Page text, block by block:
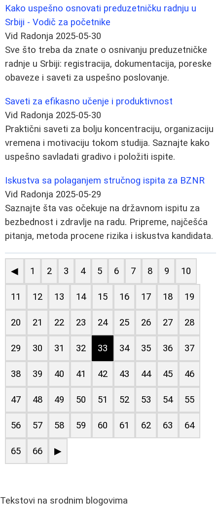
Kako uspešno osnovati preduzetničku radnju u
Srbiji - Vodič za početnike
Vid Radonja 2025-05-30
Sve što treba da znate o osnivanju preduzetničke
radnje u Srbiji: registracija, dokumentacija, poreske
obaveze i saveti za uspešno poslovanje.
Saveti za efikasno učenje i produktivnost
Vid Radonja 2025-05-30
Praktični saveti za bolju koncentraciju, organizaciju
vremena i motivaciju tokom studija. Saznajte kako
uspešno savladati gradivo i položiti ispite.
Iskustva sa polaganjem stručnog ispita za BZNR
Vid Radonja 2025-05-29
Saznajte šta vas očekuje na državnom ispitu za
bezbednost i zdravlje na radu. Pripreme, najčešća
pitanja, metoda procene rizika i iskustva kandidata.
◀ 1 2 3 4 5 6 7 8 9 10
11 12 13 14 15 16 17 18 19
20 21 22 23 24 25 26 27 28
29 30 31 32 33 34 35 36 37
38 39 40 41 42 43 44 45 46
47 48 49 50 51 52 53 54 55
56 57 58 59 60 61 62 63 64
65 66 ▶
Tekstovi na srodnim blogovima